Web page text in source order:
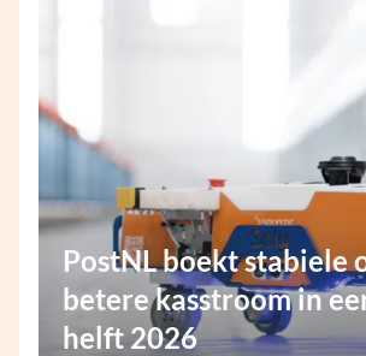
PostNL boekt stabiele
betere kasstroom in
helft 2026